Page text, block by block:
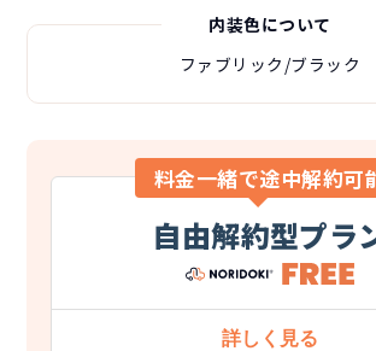
内装色について
ファブリック/ブラック
料金一緒で途中解約可
自由解約型プラ